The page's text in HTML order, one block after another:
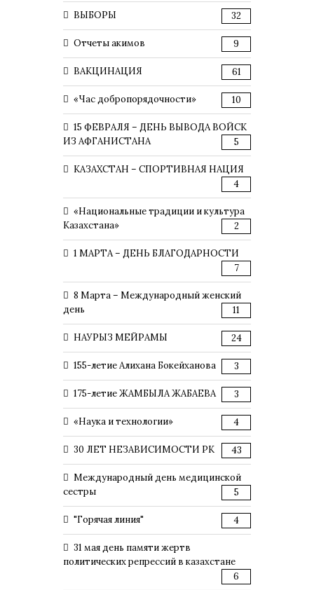
ВЫБОРЫ 32
Отчеты акимов 9
ВАКЦИНАЦИЯ 61
«Час добропорядочности» 10
15 ФЕВРАЛЯ – ДЕНЬ ВЫВОДА ВОЙСК
ИЗ АФГАНИСТАНА
5
КАЗАХСТАН – СПОРТИВНАЯ НАЦИЯ
4
«Национальные традиции и культура
Казахстана»
2
1 МАРТА – ДЕНЬ БЛАГОДАРНОСТИ
7
8 Марта – Международный женский
день
11
НАУРЫЗ МЕЙРАМЫ 24
155-летие Алихана Бокейханова 3
175-летие ЖАМБЫЛА ЖАБАЕВА 3
«Наука и технологии» 4
30 ЛЕТ НЕЗАВИСИМОСТИ РК 43
Международный день медицинской
сестры
5
"Горячая линия" 4
31 мая день памяти жертв
политических репрессий в казахстане
6